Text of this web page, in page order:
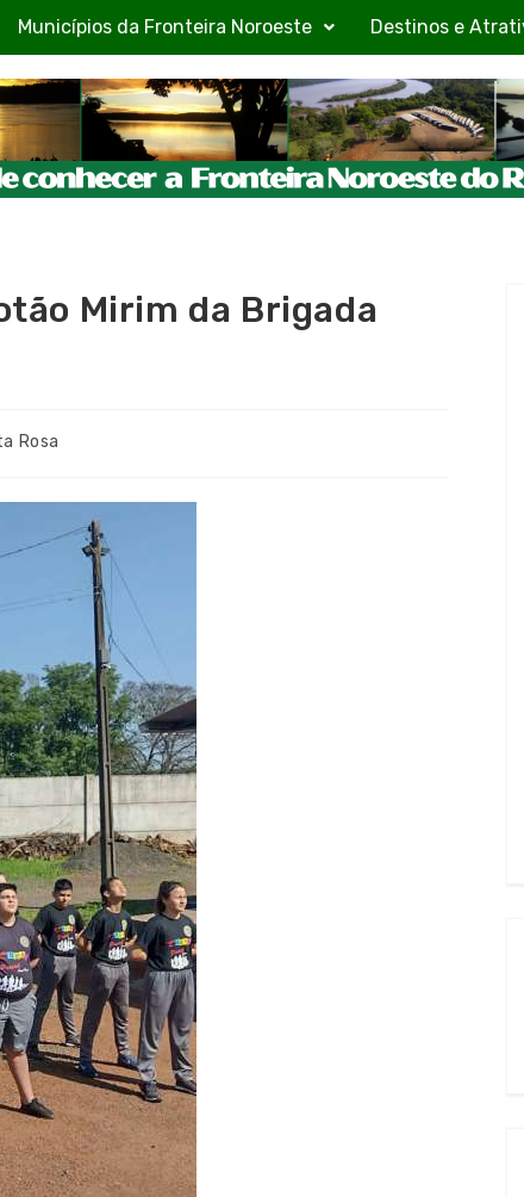
Municípios da Fronteira Noroeste Destinos e
Mirim da Brigada
Rosa